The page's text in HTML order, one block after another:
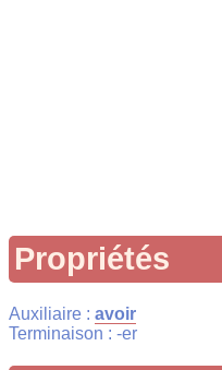
Propriétés
Auxiliaire : avoir
Terminaison : -er